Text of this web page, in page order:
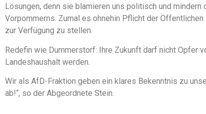
Lösungen, denn sie blamieren uns politisch und
Vorpommerns. Zumal es ohnehin Pflicht der
zur Verfügung zu stellen.
Redefin wie Dummerstorf: Ihre Zukunft darf nicht Opfer
Landeshaushalt werden.
Wir als AfD-Fraktion geben ein klares Bekenntnis zu
ab!“, so der Abgeordnete Stein.